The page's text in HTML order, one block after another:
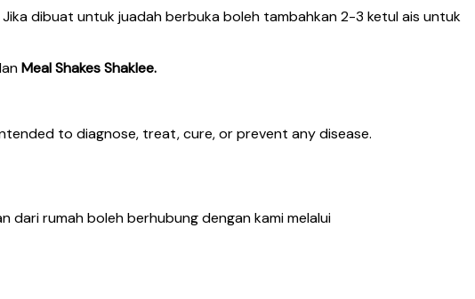
dibuat untuk juadah berbuka boleh tambahkan 2-3 ketul ais untuk
Meal Shakes Shaklee.
to diagnose, treat, cure, or prevent any disease.
dari rumah boleh berhubung dengan kami melalui